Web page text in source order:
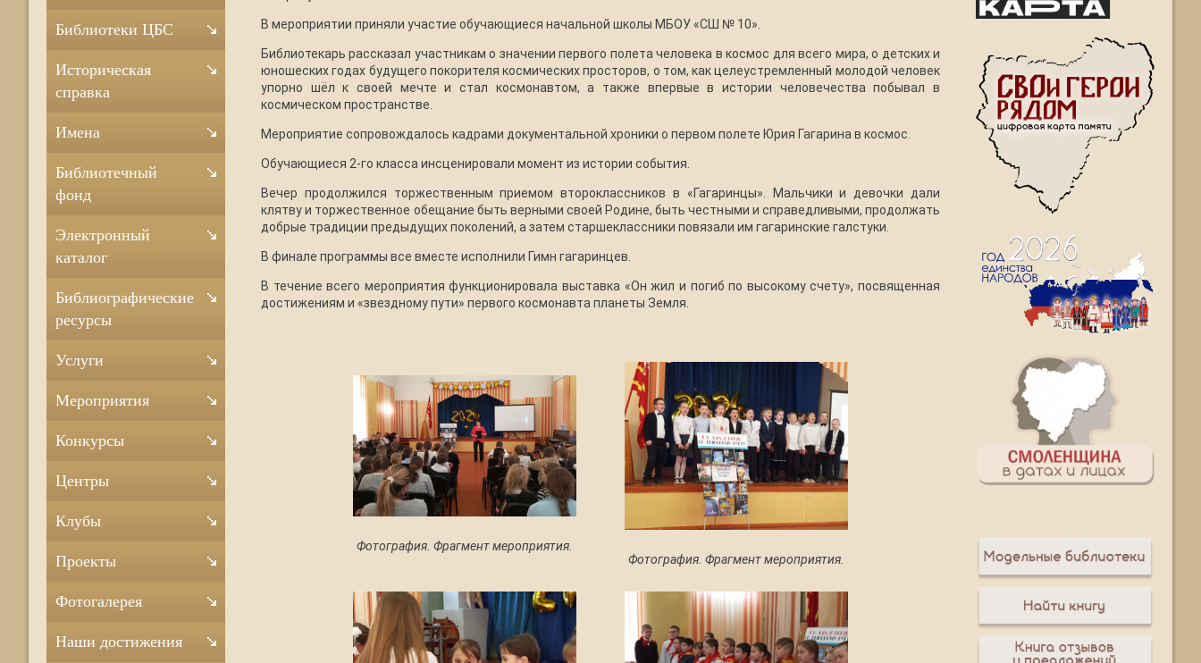
В мероприятии приняли участие обучающиеся начальной школы МБОУ «СШ № 10».
Библиотекарь рассказал участникам о значении первого полета человека в космос для всего мира, о детских и
юношеских годах будущего покорителя космических просторов, о том, как целеустремленный молодой человек
упорно шёл к своей мечте и стал космонавтом, а также впервые в истории человечества побывал в
космическом пространстве.
Мероприятие сопровождалось кадрами документальной хроники о первом полете Юрия Гагарина в космос.
Обучающиеся 2-го класса инсценировали момент из истории события.
Вечер продолжился торжественным приемом второклассников в «Гагаринцы». Мальчики и девочки дали
клятву и торжественное обещание быть верными своей Родине, быть честными и справедливыми, продолжать
добрые традиции предыдущих поколений, а затем старшеклассники повязали им гагаринские галстуки.
В финале программы все вместе исполнили Гимн гагаринцев.
В течение всего мероприятия функционировала выставка «Он жил и погиб по высокому счету», посвященная
достижениям и «звездному пути» первого космонавта планеты Земля.
Фотография. Фрагмент мероприятия.
Фотография. Фрагмент мероприятия.
Библиотеки ЦБС
Историческая
справка
Имена
Библиотечный
фонд
Электронный
каталог
Библиографические
ресурсы
Услуги
Мероприятия
Конкурсы
Центры
Клубы
Проекты
Фотогалерея
Наши достижения